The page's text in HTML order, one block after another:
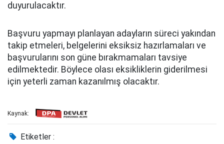
duyurulacaktır.
Başvuru yapmayı planlayan adayların süreci yakından
takip etmeleri, belgelerini eksiksiz hazırlamaları ve
başvurularını son güne bırakmamaları tavsiye
edilmektedir. Böylece olası eksikliklerin giderilmesi
için yeterli zaman kazanılmış olacaktır.
Kaynak:
Etiketler :